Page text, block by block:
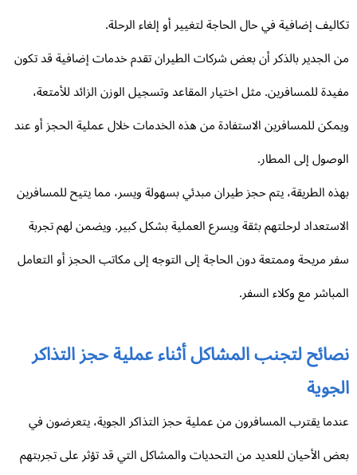
إضافية في حال الحاجة لتغيير أو إلغاء الرحلة.
الجدير بالذكر أن بعض شركات الطيران تقدم خدمات إضافية قد تكون
للمسافرين. مثل اختيار المقاعد وتسجيل الوزن الزائد للأمتعة،
للمسافرين الاستفادة من هذه الخدمات خلال عملية الحجز أو عند
إلى المطار.
الطريقة، يتم حجز طيران مبدئي بسهولة ويسر، مما يتيح للمسافرين
لرحلتهم بثقة ويسرع العملية بشكل كبير. ويضمن لهم تجربة
مريحة وممتعة دون الحاجة إلى التوجه إلى مكاتب الحجز أو التعامل
مع وكلاء السفر.
لتجنب المشاكل أثناء عملية حجز التذاكر
يقترب المسافرون من عملية حجز التذاكر الجوية، يتعرضون في
الأحيان للعديد من التحديات والمشاكل التي قد تؤثر على تجربتهم